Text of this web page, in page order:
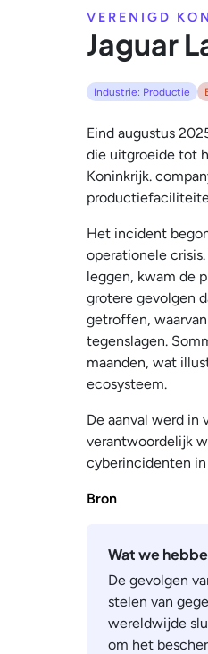
VERENIGD
Jaguar
Industrie: Productie
Eind augustus
die uitgroeide tot
Koninkrijk.
Het incident
operationele
leggen, kwam de
grotere gevolgen
getroffen,
tegenslagen.
maanden, wat
ecosysteem.
De aanval werd in
verantwoordelijk
cyberincidenten
Bron
Wat we
De gevolgen
stelen van
wereldwijde
om het